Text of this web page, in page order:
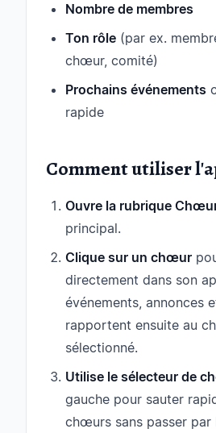
Nombre de membres
Ton rôle (par ex.
chœur, comité)
Prochains événements
rapide
Comment utiliser
Ouvre la rubrique
principal.
Clique sur un chœur
directement dans son
événements, annonces
rapportent ensuite au
sélectionné.
Utilise le sélecteur de
gauche pour sauter
chœurs sans passer par